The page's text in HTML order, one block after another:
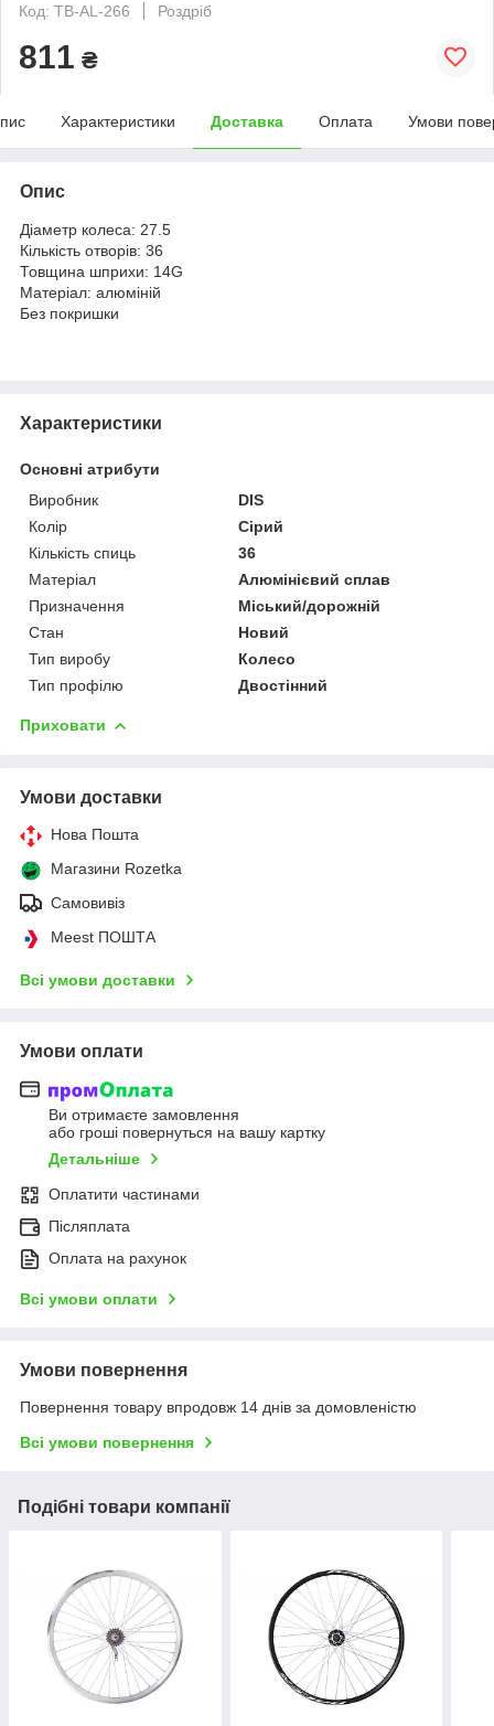
Код: TB-AL-266
Роздріб
811 ₴
Характеристики Доставка Оплата Умови
Опис
Діаметр колеса: 27.5
Кількість отворів: 36
Товщина шприхи: 14G
Матеріал: алюміній
Без покришки
Характеристики
Основні атрибути
Виробник
DIS
Колір
Сірий
Кількість спиць
36
Матеріал
Алюмінієвий сплав
Призначення
Міський/дорожній
Стан
Новий
Тип виробу
Колесо
Тип профілю
Двостінний
Приховати
Умови доставки
Нова Пошта
Магазини Rozetka
Самовивіз
Meest ПОШТА
Всі умови доставки
Умови оплати
Ви отримаєте замовлення
або гроші повернуться на вашу картку
Детальніше
Оплатити частинами
Післяплата
Оплата на рахунок
Всі умови оплати
Умови повернення
Повернення товару впродовж 14 днів за домовленістю
Всі умови повернення
Подібні товари компанії